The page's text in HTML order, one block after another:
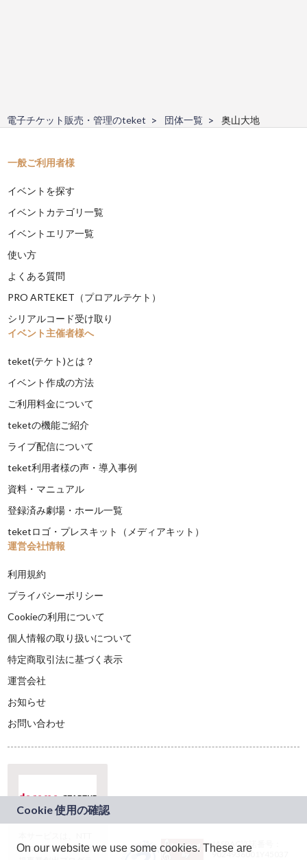
電子チケット販売・管理のteket 団体一覧 奥山大地
一般ご利用者様
イベントを探す
イベントカテゴリ一覧
イベントエリア一覧
使い方
よくある質問
PRO ARTEKET（プロアルテケト）
シリアルコード受け取り
イベント主催者様へ
teket(テケト)とは？
イベント作成の方法
ご利用料金について
teketの機能ご紹介
ライブ配信について
teket利用者様の声・導入事例
資料・マニュアル
登録済み劇場・ホール一覧
teketロゴ・プレスキット（メディアキット）
運営会社情報
利用規約
プライバシーポリシー
Cookieの利用について
個人情報の取り扱いについて
特定商取引法に基づく表示
運営会社
お知らせ
お問い合わせ
ドコモグループの新
JASRAC許諾番号：
9024936001Y45037
On our website we use some cookies. These are